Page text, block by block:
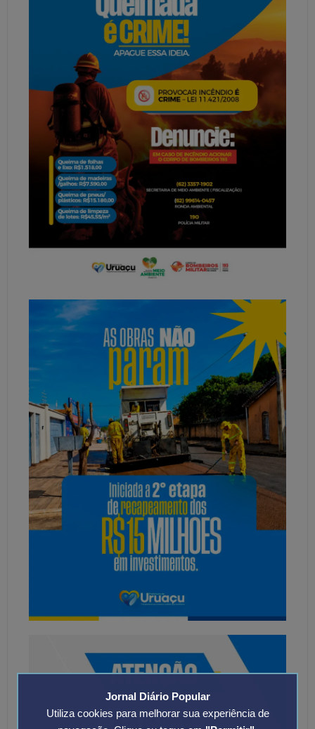
Jornal Diário Popular
Utiliza cookies para melhorar sua experiência de